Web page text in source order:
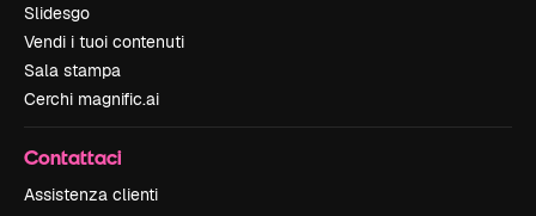
Slidesgo
Vendi i tuoi contenuti
Sala stampa
Cerchi magnific.ai
Contattaci
Assistenza clienti